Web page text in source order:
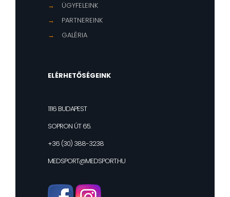
→
ÜGYFELEINK
→
PARTNEREINK
→
GALÉRIA
ELÉRHETŐSÉGEINK
1116 BUDAPEST
SOPRON ÚT 65.
+36 (30) 388-3238
MEDSPORT@MEDSPORT.HU